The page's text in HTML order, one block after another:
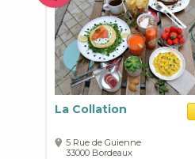
La Collation
5 Rue de Guienne
33000 Bordeaux